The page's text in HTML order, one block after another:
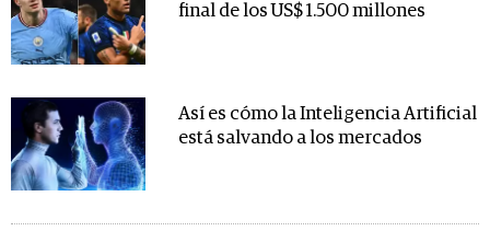
final de los US$ 1.500 millones
Así es cómo la Inteligencia Artificial
está salvando a los mercados